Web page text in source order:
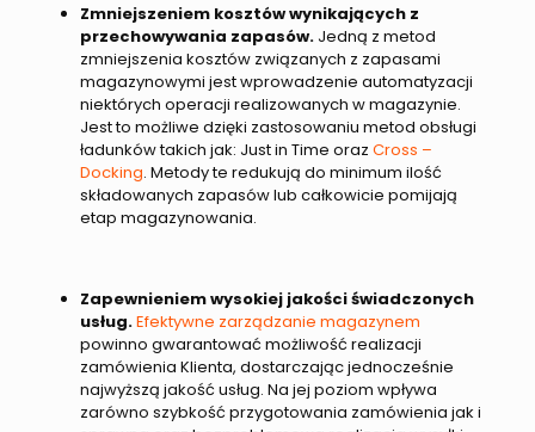
Zmniejszeniem kosztów wynikających z
przechowywania zapasów. Jedną z metod
zmniejszenia kosztów związanych z zapasami
magazynowymi jest wprowadzenie automatyzacji
niektórych operacji realizowanych w magazynie.
Jest to możliwe dzięki zastosowaniu metod obsługi
ładunków takich jak: Just in Time oraz Cross –
Docking. Metody te redukują do minimum ilość
składowanych zapasów lub całkowicie pomijają
etap magazynowania.
Zapewnieniem wysokiej jakości świadczonych
usług.Efektywne zarządzanie magazynem
powinno gwarantować możliwość realizacji
zamówienia Klienta, dostarczając jednocześnie
najwyższą jakość usług. Na jej poziom wpływa
zarówno szybkość przygotowania zamówienia jak i